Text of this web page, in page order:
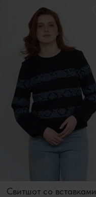
Свитшот со вставками